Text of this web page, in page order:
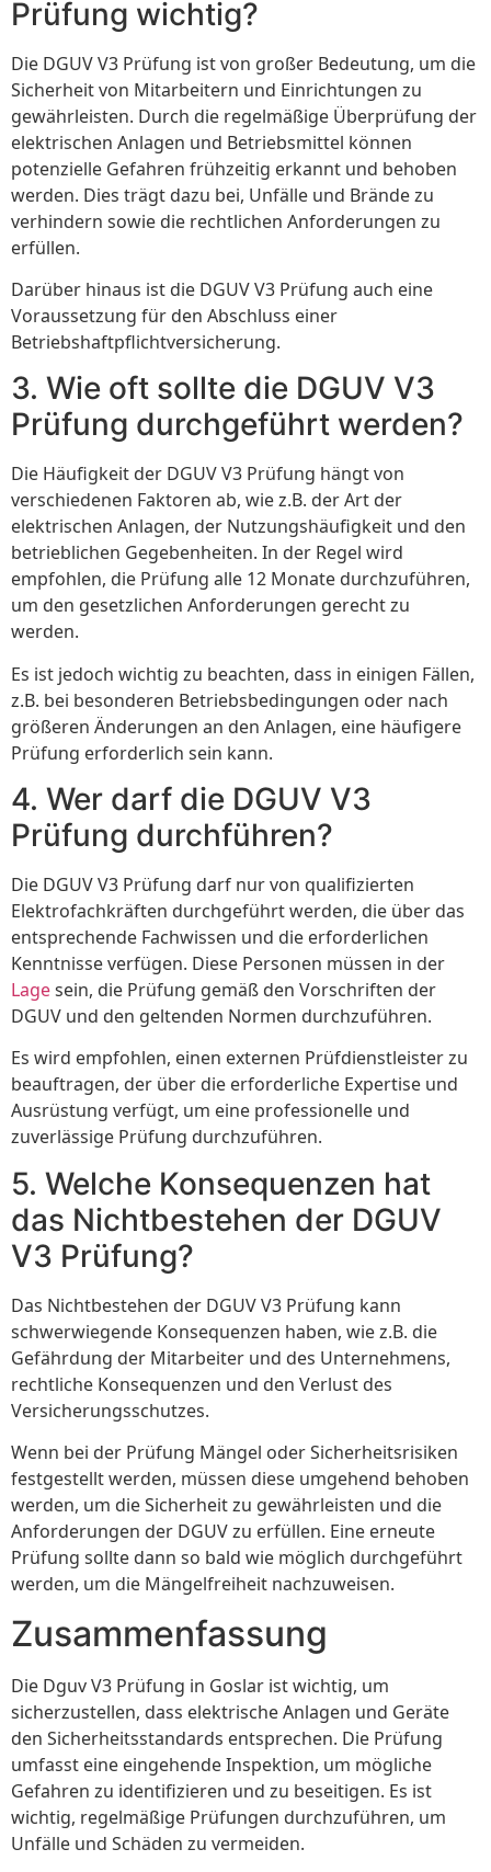
Prüfung wichtig?
Die DGUV V3 Prüfung ist von großer Bedeutung, um die
Sicherheit von Mitarbeitern und Einrichtungen zu
gewährleisten. Durch die regelmäßige Überprüfung der
elektrischen Anlagen und Betriebsmittel können
potenzielle Gefahren frühzeitig erkannt und behoben
werden. Dies trägt dazu bei, Unfälle und Brände zu
verhindern sowie die rechtlichen Anforderungen zu
erfüllen.
Darüber hinaus ist die DGUV V3 Prüfung auch eine
Voraussetzung für den Abschluss einer
Betriebshaftpflichtversicherung.
3. Wie oft sollte die DGUV V3
Prüfung durchgeführt werden?
Die Häufigkeit der DGUV V3 Prüfung hängt von
verschiedenen Faktoren ab, wie z.B. der Art der
elektrischen Anlagen, der Nutzungshäufigkeit und den
betrieblichen Gegebenheiten. In der Regel wird
empfohlen, die Prüfung alle 12 Monate durchzuführen,
um den gesetzlichen Anforderungen gerecht zu
werden.
Es ist jedoch wichtig zu beachten, dass in einigen Fällen,
z.B. bei besonderen Betriebsbedingungen oder nach
größeren Änderungen an den Anlagen, eine häufigere
Prüfung erforderlich sein kann.
4. Wer darf die DGUV V3
Prüfung durchführen?
Die DGUV V3 Prüfung darf nur von qualifizierten
Elektrofachkräften durchgeführt werden, die über das
entsprechende Fachwissen und die erforderlichen
Kenntnisse verfügen. Diese Personen müssen in der
Lagesein, die Prüfung gemäß den Vorschriften der
DGUV und den geltenden Normen durchzuführen.
Es wird empfohlen, einen externen Prüfdienstleister zu
beauftragen, der über die erforderliche Expertise und
Ausrüstung verfügt, um eine professionelle und
zuverlässige Prüfung durchzuführen.
5. Welche Konsequenzen hat
das Nichtbestehen der DGUV
V3 Prüfung?
Das Nichtbestehen der DGUV V3 Prüfung kann
schwerwiegende Konsequenzen haben, wie z.B. die
Gefährdung der Mitarbeiter und des Unternehmens,
rechtliche Konsequenzen und den Verlust des
Versicherungsschutzes.
Wenn bei der Prüfung Mängel oder Sicherheitsrisiken
festgestellt werden, müssen diese umgehend behoben
werden, um die Sicherheit zu gewährleisten und die
Anforderungen der DGUV zu erfüllen. Eine erneute
Prüfung sollte dann so bald wie möglich durchgeführt
werden, um die Mängelfreiheit nachzuweisen.
Zusammenfassung
Die Dguv V3 Prüfung in Goslar ist wichtig, um
sicherzustellen, dass elektrische Anlagen und Geräte
den Sicherheitsstandards entsprechen. Die Prüfung
umfasst eine eingehende Inspektion, um mögliche
Gefahren zu identifizieren und zu beseitigen. Es ist
wichtig, regelmäßige Prüfungen durchzuführen, um
Unfälle und Schäden zu vermeiden.